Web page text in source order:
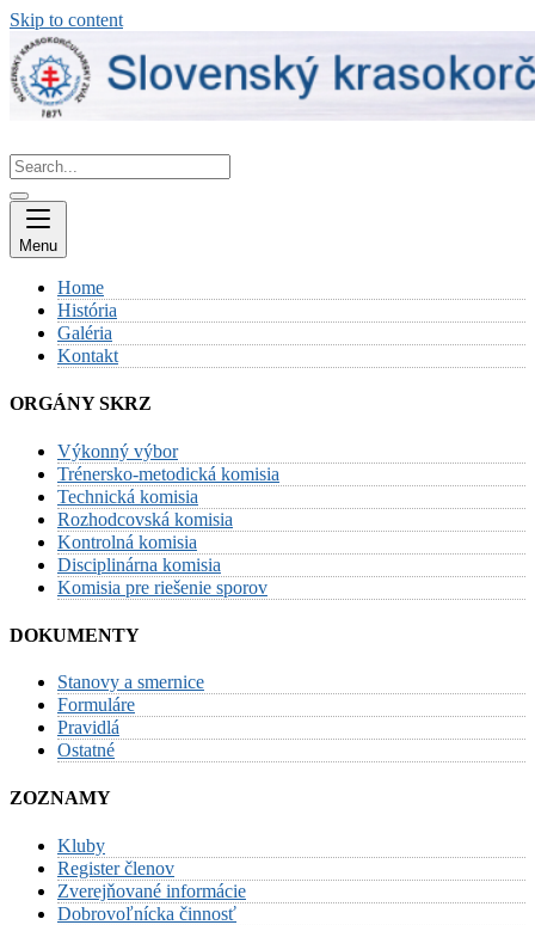
Skip to content
Menu
Home
História
Galéria
Kontakt
ORGÁNY SKRZ
Výkonný výbor
Trénersko-metodická komisia
Technická komisia
Rozhodcovská komisia
Kontrolná komisia
Disciplinárna komisia
Komisia pre riešenie sporov
DOKUMENTY
Stanovy a smernice
Formuláre
Pravidlá
Ostatné
ZOZNAMY
Kluby
Register členov
Zverejňované informácie
Dobrovoľnícka činnosť